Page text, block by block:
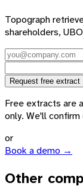
Topograph
shareholders,
Request free extract
Free extracts are
only. We'll
or
Book a demo →
Other